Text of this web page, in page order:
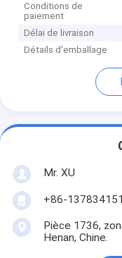
Conditions de
paiement
Délai de livraison
Détails d'emballage
Mr. XU
+86-
Pièce 1736,
Henan, Chine.